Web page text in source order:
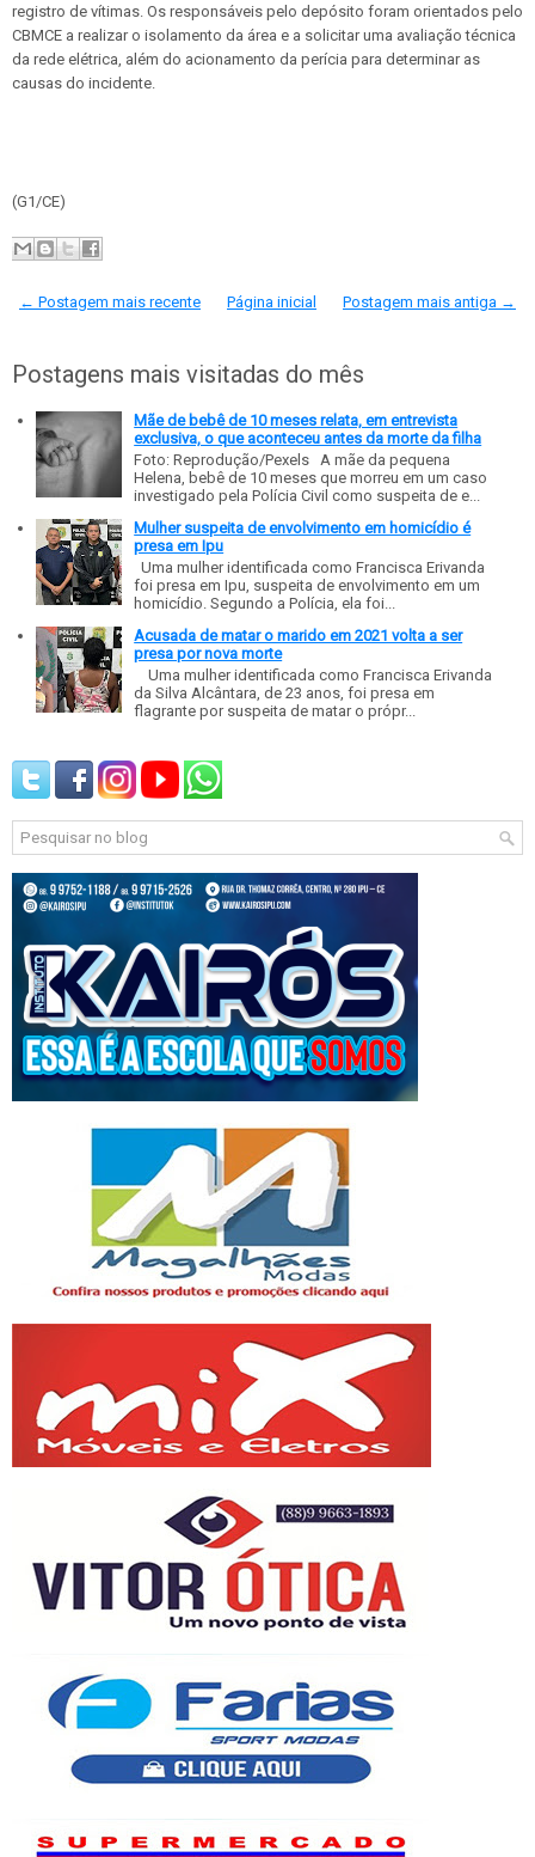
registro de vítimas. Os responsáveis pelo depósito foram orientados pelo
CBMCE a realizar o isolamento da área e a solicitar uma avaliação técnica
da rede elétrica, além do acionamento da perícia para determinar as
causas do incidente.
(G1/CE)
← Postagem mais recente Postagem mais antiga →
Página inicial
Postagens mais visitadas do mês
Mãe de bebê de 10 meses relata, em entrevista
exclusiva, o que aconteceu antes da morte da filha
Foto: Reprodução/Pexels A mãe da pequena
Helena, bebê de 10 meses que morreu em um caso
investigado pela Polícia Civil como suspeita de e...
Mulher suspeita de envolvimento em homicídio é
presa em Ipu
Uma mulher identificada como Francisca Erivanda
foi presa em Ipu, suspeita de envolvimento em um
homicídio. Segundo a Polícia, ela foi...
Acusada de matar o marido em 2021 volta a ser
presa por nova morte
Uma mulher identificada como Francisca Erivanda
da Silva Alcântara, de 23 anos, foi presa em
flagrante por suspeita de matar o própr...